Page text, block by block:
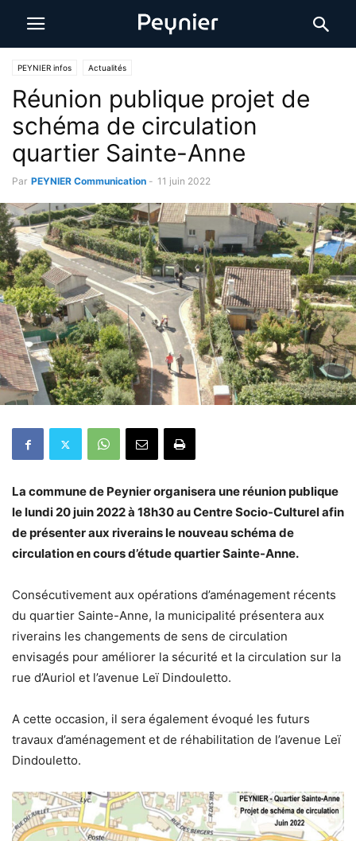
PEYNIER infos Actualités
Réunion publique projet de
schéma de circulation
quartier Sainte-Anne
Par PEYNIER Communication - 11 juin 2022
La commune de Peynier organisera une réunion publique
le lundi 20 juin 2022 à 18h30 au Centre Socio-Culturel afin
de présenter aux riverains le nouveau schéma de
circulation en cours d’étude quartier Sainte-Anne.
Consécutivement aux opérations d’aménagement récents
du quartier Sainte-Anne, la municipalité présentera aux
riverains les changements de sens de circulation
envisagés pour améliorer la sécurité et la circulation sur la
rue d’Auriol et l’avenue Leï Dindouletto.
A cette occasion, il sera également évoqué les futurs
travaux d’aménagement et de réhabilitation de l’avenue Leï
Dindouletto.